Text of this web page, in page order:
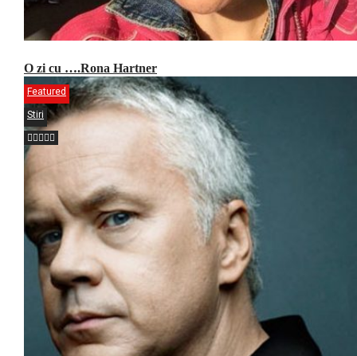
O zi cu ….Rona Hartner
Featured
Stiri